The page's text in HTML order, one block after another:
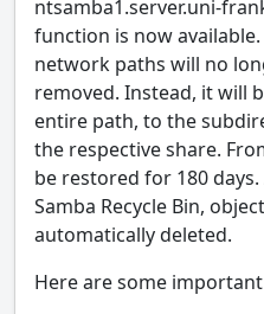
ntsamba1.server.uni-
function is now
network paths will no
removed. Instead, it will
entire path, to the
the respective share.
be restored for 180
Samba Recycle Bin,
automatically deleted.
Here are some